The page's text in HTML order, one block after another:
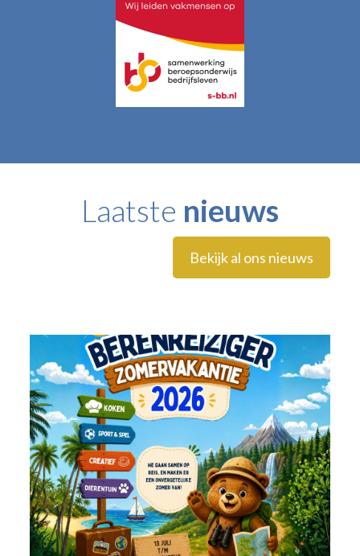
Laatste nieuws
Bekijk al ons nieuws